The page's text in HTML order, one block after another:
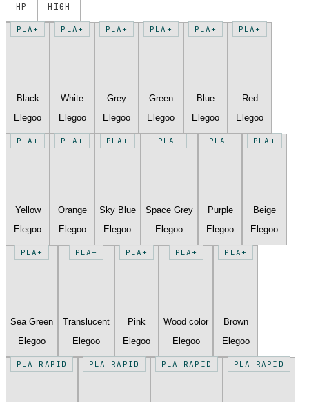
HP HIGH
PLA+
Black
Elegoo
PLA+
White
Elegoo
PLA+
Grey
Elegoo
PLA+
Green
Elegoo
PLA+
Blue
Elegoo
PLA+
Red
Elegoo
PLA+
Yellow
Elegoo
PLA+
Orange
Elegoo
PLA+
Sky Blue
Elegoo
PLA+
Space Grey
Elegoo
PLA+
Purple
Elegoo
PLA+
Beige
Elegoo
PLA+
Sea Green
Elegoo
PLA+
Translucent
Elegoo
PLA+
Pink
Elegoo
PLA+
Wood color
Elegoo
PLA+
Brown
Elegoo
PLA RAPID PLA RAPID PLA RAPID PLA RAPID